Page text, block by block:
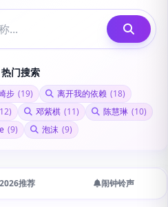
热门搜索
步 (19) 离开我的依赖 (18)
邓紫棋 (11) 陈慧琳 (10)
(9) 泡沫 (9)
2026推荐 闹钟铃声